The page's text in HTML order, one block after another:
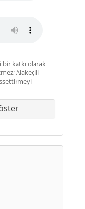
bir katkı olarak
Alakeçili